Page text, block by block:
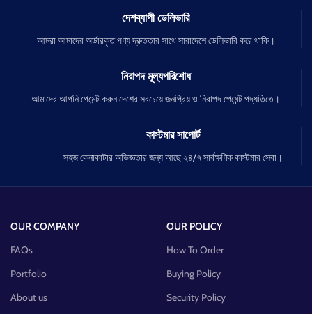
দেশব্যাপী ডেলিভারি
আমরা আমাদের অর্ডারকৃত পণ্য দ্রুততার সাথে সারাদেশে ডেলিভারি করে থাকি।
নিরাপদ মূল্যপরিশোধ
আমাদের আপনি পেমেন্ট করুন দেশের সবচেয়ে জনপ্রিয় ও নিরাপদ পেমেন্ট পদ্ধতিতে।
কাস্টমার সাপোর্ট
সহজ কেনাকাটার অভিজ্ঞতার জন্য আছে ২৪/৭ সার্বক্ষণিক কাস্টমার সেবা।
OUR COMPANY
FAQs
Portfolio
About us
OUR POLICY
How To Order
Buying Policy
Security Policy